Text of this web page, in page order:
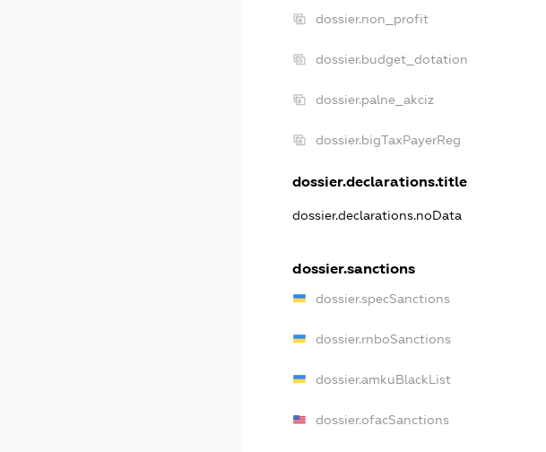
dossier.non_profit
dossier.budget_dotation
dossier.palne_akciz
dossier.bigTaxPayerReg
dossier.declarations.title
dossier.declarations.noData
dossier.sanctions
dossier.specSanctions
dossier.rnboSanctions
dossier.amkuBlackList
dossier.ofacSanctions